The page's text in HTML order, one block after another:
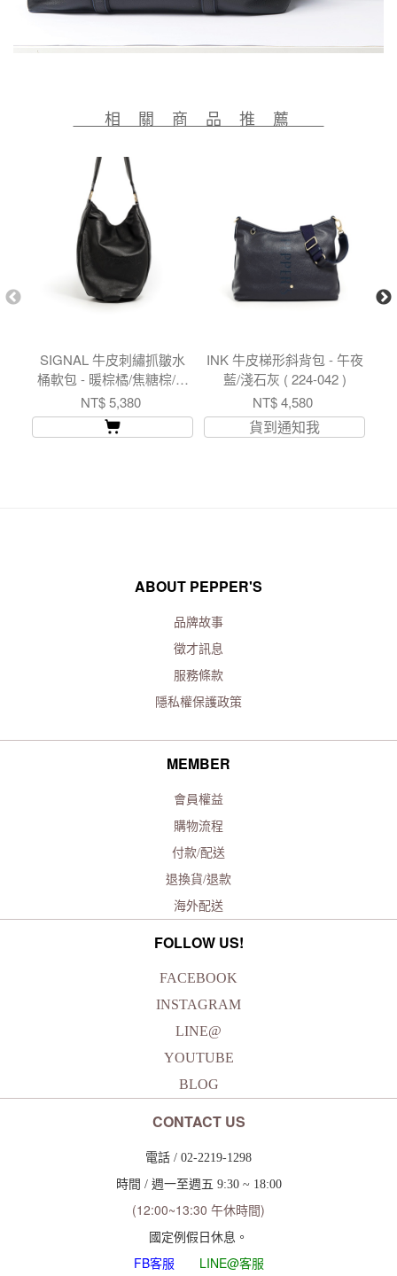
相 關 商 品 推 薦
SIGNAL 牛皮刺繡抓皺水
桶軟包 - 暖棕橘/焦糖棕/簡
約黑 ( 224-049 )
NT$ 5,380
INK 牛皮梯形斜背包 - 午夜
藍/淺石灰 ( 224-042 )
NT$ 4,580
貨到通知我
ABOUT PEPPER'S
品牌故事
徵才訊息
服務條款
隱私權保護政策
MEMBER
會員權益
購物流程
付款/配送
退換貨/退款
海外配送
FOLLOW US!
FACEBOOK
INSTAGRAM
LINE@
YOUTUBE
BLOG
CONTACT US
電話 / 02-2219-1298
時間 / 週一至週五 9:30 ~ 18:00
(12:00~13:30 午休時間)
國定例假日休息。
FB客服 LINE@客服